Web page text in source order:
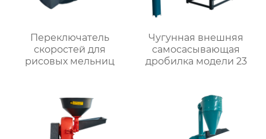
Переключатель
скоростей для
рисовых мельниц
Чугунная внешняя
самоcасывающая
дробилка модели 23